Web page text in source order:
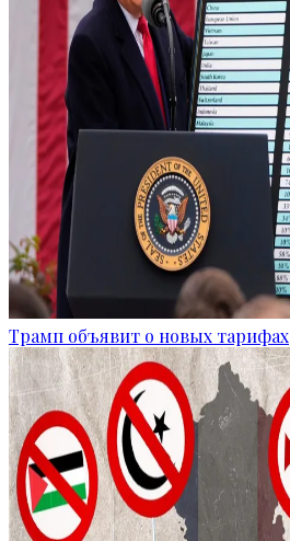
Трамп объявит о новых тарифах